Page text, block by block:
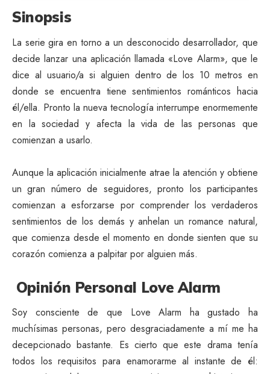
Sinopsis
La serie gira en torno a un desconocido desarrollador, que
decide lanzar una aplicación llamada «Love Alarm», que le
dice al usuario/a si alguien dentro de los 10 metros en
donde se encuentra tiene sentimientos románticos hacia
él/ella. Pronto la nueva tecnología interrumpe enormemente
en la sociedad y afecta la vida de las personas que
comienzan a usarlo.
Aunque la aplicación inicialmente atrae la atención y obtiene
un gran número de seguidores, pronto los participantes
comienzan a esforzarse por comprender los verdaderos
sentimientos de los demás y anhelan un romance natural,
que comienza desde el momento en donde sienten que su
corazón comienza a palpitar por alguien más.
Opinión Personal Love Alarm
Soy consciente de que Love Alarm ha gustado ha
muchísimas personas, pero desgraciadamente a mí me ha
decepcionado bastante. Es cierto que este drama tenía
todos los requisitos para enamorarme al instante de él: